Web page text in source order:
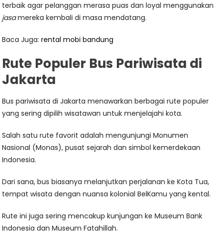
terbaik agar pelanggan merasa puas dan loyal menggunakan
jasamereka kembali di masa mendatang.
Baca Juga:rental mobi bandung
Rute Populer Bus Pariwisata di
Jakarta
Bus pariwisata di Jakarta menawarkan berbagai rute populer
yang sering dipilih wisatawan untuk menjelajahi kota.
Salah satu rute favorit adalah mengunjungi Monumen
Nasional (Monas), pusat sejarah dan simbol kemerdekaan
Indonesia.
Dari sana, bus biasanya melanjutkan perjalanan ke Kota Tua,
tempat wisata dengan nuansa kolonial BelKamu yang kental.
Rute ini juga sering mencakup kunjungan ke Museum Bank
Indonesia dan Museum Fatahillah.